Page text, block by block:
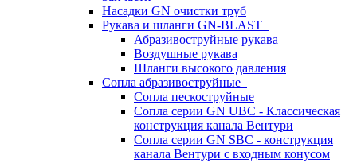
Насадки GN очистки труб
Рукава и шланги GN-BLAST
Абразивоструйные рукава
Воздушные рукава
Шланги высокого давления
Сопла абразивоструйные
Сопла пескоструйные
Сопла серии GN UBC - Классическая
конструкция канала Вентури
Сопла серии GN SBC - конструкция
канала Вентури c входным конусом